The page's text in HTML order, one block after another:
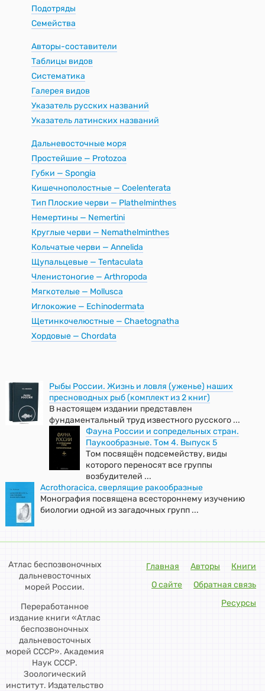
Подотряды
Семейства
Авторы-составители
Таблицы видов
Систематика
Галерея видов
Указатель русских названий
Указатель латинских названий
Дальневосточные моря
Простейшие — Protozoa
Губки — Spongia
Кишечнополостные — Coelenterata
Тип Плоские черви — Plathelminthes
Немертины — Nemertini
Круглые черви — Nemathelminthes
Кольчатые черви — Annelida
Щупальцевые — Tentaculata
Членистоногие — Arthropoda
Мягкотелые — Mollusca
Иглокожие — Echinodermata
Щетинкочелюстные — Chaetognatha
Хордовые — Chordata
Рыбы России. Жизнь и ловля (уженье) наших
пресноводных рыб (комплект из 2 книг)
В настоящем издании представлен
фундаментальный труд известного русского ...
Фауна России и сопредельных стран.
Паукообразные. Том 4. Выпуск 5
Том посвящён подсемейству, виды
которого переносят все группы
возбудителей ...
Acrothoracica, сверлящие ракообразные
Монография посвящена всестороннему изучению
биологии одной из загадочных групп ...
Атлас беспозвоночных
дальневосточных
морей России.
Переработанное
издание книги «Атлас
беспозвоночных
дальневосточных
морей СССР». Академия
Наук СССР.
Зоологический
институт. Издательство
Главная Авторы
Книги
О сайте
Обратная связь
Ресурсы